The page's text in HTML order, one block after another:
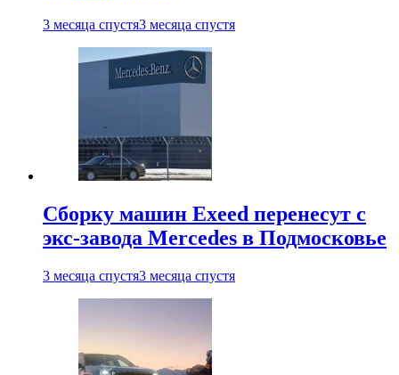
3 месяца спустя3 месяца спустя
Сборку машин Exeed перенесут с
экс-завода Mercedes в Подмосковье
3 месяца спустя3 месяца спустя